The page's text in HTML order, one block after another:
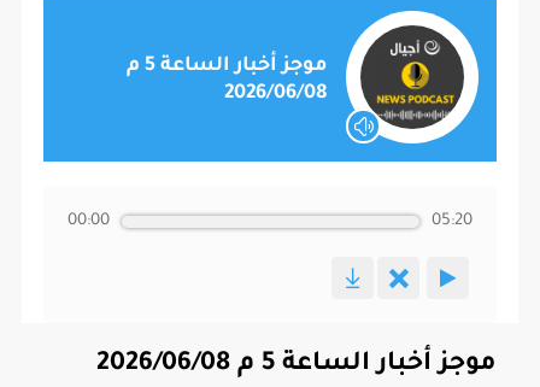
موجز أخبار الساعة 5 م
2026/06/08
00:00 05:20
موجز أخبار الساعة 5 م 2026/06/08